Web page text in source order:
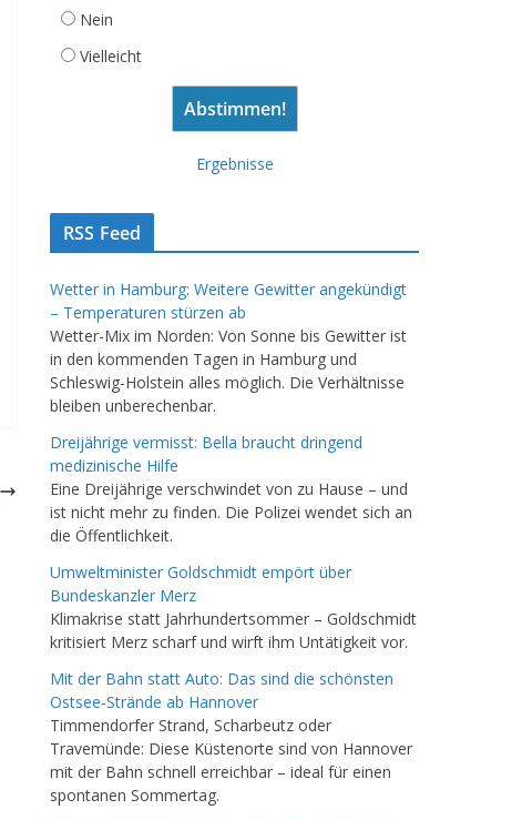
Nein
Vielleicht
Ergebnisse
RSS Feed
Wetter in Hamburg: Weitere Gewitter angekündigt
– Temperaturen stürzen ab
Wetter-Mix im Norden: Von Sonne bis Gewitter ist
in den kommenden Tagen in Hamburg und
Schleswig-Holstein alles möglich. Die Verhältnisse
bleiben unberechenbar.
Dreijährige vermisst: Bella braucht dringend
medizinische Hilfe
Eine Dreijährige verschwindet von zu Hause – und
ist nicht mehr zu finden. Die Polizei wendet sich an
die Öffentlichkeit.
Umweltminister Goldschmidt empört über
Bundeskanzler Merz
Klimakrise statt Jahrhundertsommer – Goldschmidt
kritisiert Merz scharf und wirft ihm Untätigkeit vor.
Mit der Bahn statt Auto: Das sind die schönsten
Ostsee-Strände ab Hannover
Timmendorfer Strand, Scharbeutz oder
Travemünde: Diese Küstenorte sind von Hannover
mit der Bahn schnell erreichbar – ideal für einen
spontanen Sommertag.